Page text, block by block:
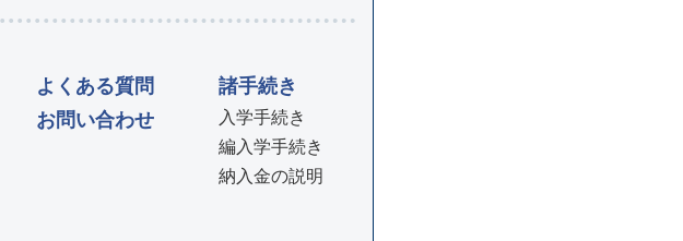
よくある質問
お問い合わせ
諸手続き
入学手続き
編入学手続き
納入金の説明